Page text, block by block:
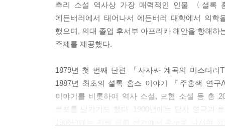
「우리집은 시골의 지주 집안인데, 지주 계급이
타고난 셈이지. 우리 할머니가 다름 아닌 프랑스
경향이 있다네」
「왜냐하면 마이크로프트 형은 나보다 훨씬 더 풍
--- p.264
추리 소설 역사상 가장 매력적인 인물 〈셜록
에든버러에서 태어나서 에든버러 대학에서 의
했으며, 의대 졸업 후서부 아프리카 해안을 항해
주제를 제공했다.
1879년 첫 번째 단편 「사사싸 계곡의 미스터
1887년 최초의 셜록 홈스 이야기 『주홍색 연구
이야기를 비롯하여 역사 소설, 모험 소설 등 총
르포를 남기기도 했다. 1900년에는 당시 영국과